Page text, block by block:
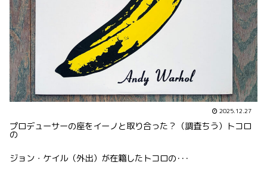
2025.12.27
プロデューサーの座をイーノと取り合った？（調査ちう）トコロ
の
ジョン・ケイル（外出）が在籍したトコロの･･･